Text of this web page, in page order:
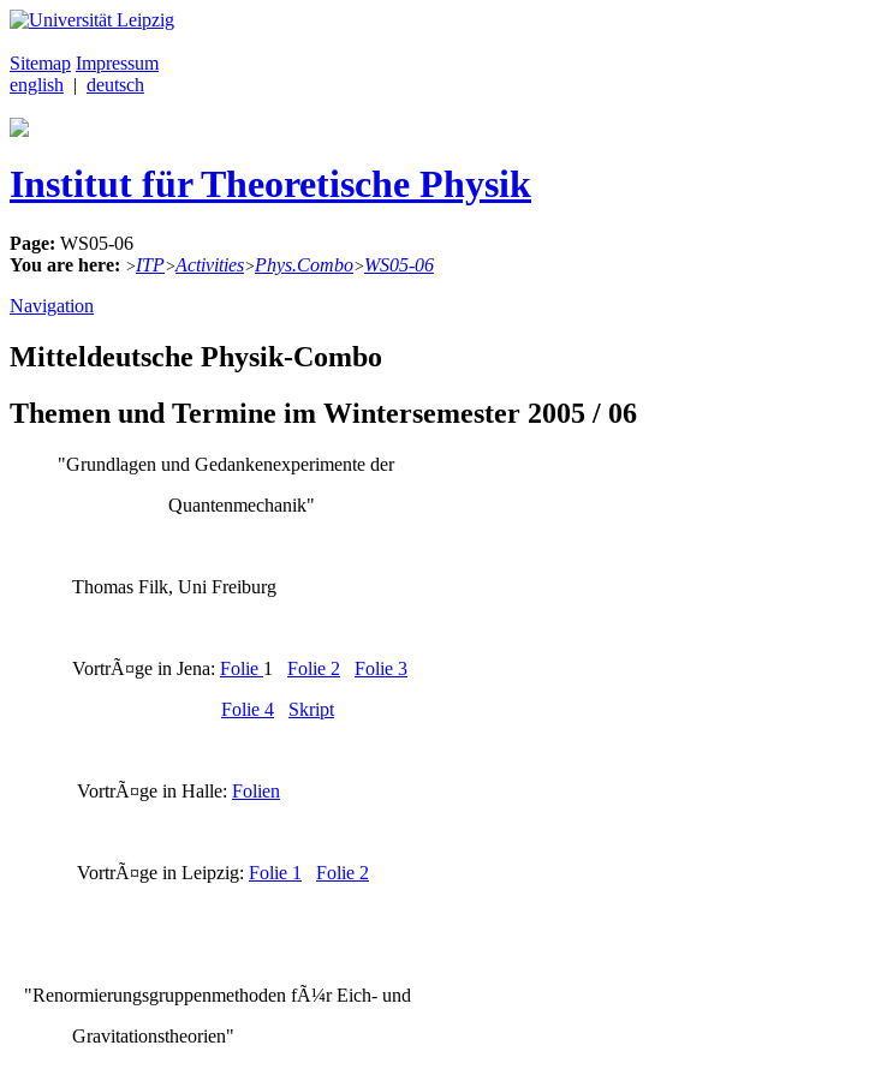
Sitemap Impressum
english | deutsch
Institut für Theoretische Physik
Page: WS05-06
You are here: >ITP>Activities>Phys.Combo>WS05-06
Navigation
Mitteldeutsche Physik-Combo
Themen und Termine im Wintersemester 2005 / 06
"Grundlagen und Gedankenexperimente der
Quantenmechanik"
Thomas Filk, Uni Freiburg
VortrÃ¤ge in Jena: Folie 1 Folie 2
Folie 3
Folie 4
Skript
VortrÃ¤ge in Halle: Folien
VortrÃ¤ge in Leipzig: Folie 1 Folie 2
"Renormierungsgruppenmethoden fÃ¼r Eich- und
Gravitationstheorien"